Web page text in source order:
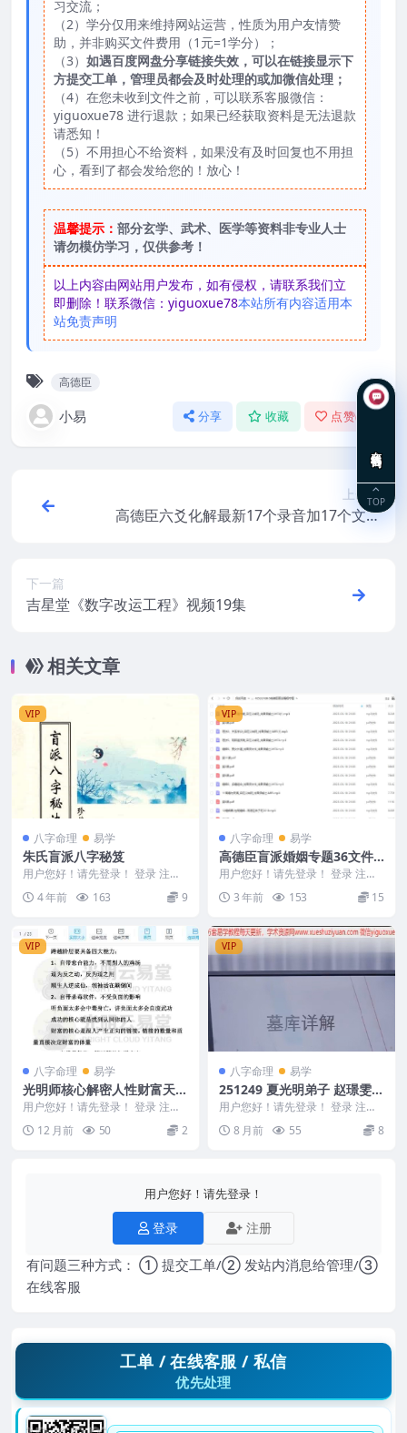
习交流；
（2）学分仅用来维持网站运营，性质为用户友情赞
助，并非购买文件费用（1元=1学分）；
（3） 如遇百度网盘分享链接失效，可以在链接显示下
方提交工单，管理员都会及时处理的或加微信处理；
（4）在您未收到文件之前，可以联系客服微信：
yiguoxue78 进行退款；如果已经获取资料是无法退款
请悉知！
（5）不用担心不给资料，如果没有及时回复也不用担
心，看到了都会发给您的！放心！
温馨提示： 部分玄学、武术、医学等资料非专业人士
请勿模仿学习，仅供参考！
以上内容由网站用户发布，如有侵权，请联系我们立
即删除！联系微信：yiguoxue78本站所有内容适用本
站免责声明
高德臣
小易 分享 收藏 点赞(
上一篇
高德臣六爻化解最新17个录音加17个文档
下一篇
吉星堂《数字改运工程》视频19集
相关文章
VIP
八字命理 易学
朱氏盲派八字秘笈
用户您好！请先登录！ 登录 注册
朱科顺 朱氏盲派八字秘笈朱氏盲
派八字秘诀 31...
4 年前 163 9
VIP
八字命理 易学
高德臣盲派婚姻专题36文件
录音+文档 高德臣盲派命理20
18弟子班录音
用户您好！请先登录！ 登录 注册
高德臣盲派婚姻专题 高德臣盲派
婚姻专题36文件...
3 年前 153 15
VIP
八字命理 易学
光明师核心解密人性财富天机
05PDF文档23页Y
用户您好！请先登录！ 登录 注册
光明师核心解密人性财富天机05P
DF文档23页...
12 月前 50 2
VIP
八字命理 易学
251249 夏光明弟子 赵璟雯老
师《学道系列之墓与库的秘
密》1集
用户您好！请先登录！ 登录 注册
《学道系列之墓与库的秘密》赵璟
雯老师_2266...
8 月前 55 8
用户您好！请先登录！
登录 注册
有问题三种方式： ① 提交工单/② 发站内消息给管理/③
在线客服
工单 / 在线客服 / 私信
优先处理
TOP